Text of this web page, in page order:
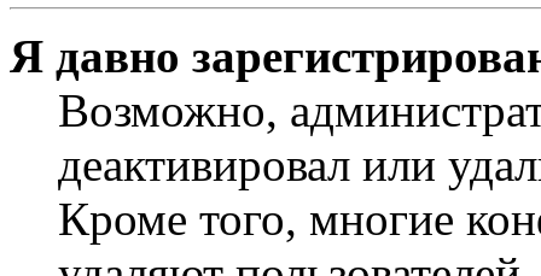
Я давно
Возможно,
деактивировал или
Кроме того, многие